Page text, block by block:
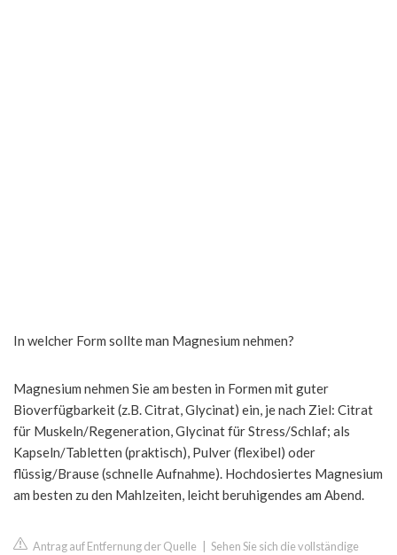
In welcher Form sollte man Magnesium nehmen?
Magnesium nehmen Sie am besten in Formen mit guter
Bioverfügbarkeit (z.B. Citrat, Glycinat) ein, je nach Ziel: Citrat
für Muskeln/Regeneration, Glycinat für Stress/Schlaf; als
Kapseln/Tabletten (praktisch), Pulver (flexibel) oder
flüssig/Brause (schnelle Aufnahme). Hochdosiertes Magnesium
am besten zu den Mahlzeiten, leicht beruhigendes am Abend.
Antrag auf Entfernung der Quelle Sehen Sie sich die vollständige